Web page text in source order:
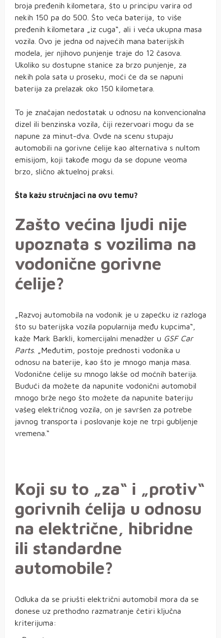
broja pređenih kilometara, što u principu varira od
nekih 150 pa do 500. Što veća baterija, to više
pređenih kilometara „iz cuga“, ali i veća ukupna masa
vozila. Ovo je jedna od najvećih mana baterijskih
modela, jer njihovo punjenje traje do 12 časova.
Ukoliko su dostupne stanice za brzo punjenje, za
nekih pola sata u proseku, moći će da se napuni
baterija za prelazak oko 150 kilometara.
To je značajan nedostatak u odnosu na konvencionalna
dizel ili benzinska vozila, čiji rezervoari mogu da se
napune za minut-dva. Ovde na scenu stupaju
automobili na gorivne ćelije kao alternativa s nultom
emisijom, koji takođe mogu da se dopune veoma
brzo, slično aktuelnoj praksi.
Šta kažu stručnjaci na ovu temu?
Zašto većina ljudi nije
upoznata s vozilima na
vodonične gorivne
ćelije?
„Razvoj automobila na vodonik je u zapećku iz razloga
što su baterijska vozila popularnija među kupcima“,
kaže Mark Barkli, komercijalni menadžer u GSF Car
Parts. „Međutim, postoje prednosti vodonika u
odnosu na baterije, kao što je mnogo manja masa.
Vodonične ćelije su mnogo lakše od moćnih baterija.
Budući da možete da napunite vodonični automobil
mnogo brže nego što možete da napunite bateriju
vašeg električnog vozila, on je savršen za potrebe
javnog transporta i poslovanje koje ne trpi gubljenje
vremena.“
Koji su to „za“ i „protiv“
gorivnih ćelija u odnosu
na električne, hibridne
ili standardne
automobile?
Odluka da se priušti električni automobil mora da se
donese uz prethodno razmatranje četiri ključna
kriterijuma: